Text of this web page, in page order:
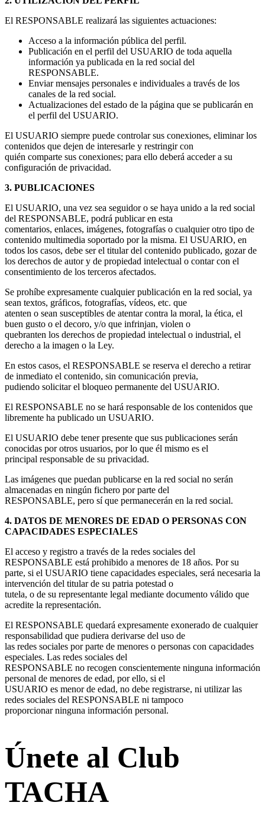
El RESPONSABLE realizará las siguientes actuaciones:
Acceso a la información pública del perfil.
Publicación en el perfil del USUARIO de toda aquella
información ya publicada en la red social del
RESPONSABLE.
Enviar mensajes personales e individuales a través de los
canales de la red social.
Actualizaciones del estado de la página que se publicarán en
el perfil del USUARIO.
El USUARIO siempre puede controlar sus conexiones, eliminar los
contenidos que dejen de interesarle y restringir con
quién comparte sus conexiones; para ello deberá acceder a su
configuración de privacidad.
3. PUBLICACIONES
El USUARIO, una vez sea seguidor o se haya unido a la red social
del RESPONSABLE, podrá publicar en esta
comentarios, enlaces, imágenes, fotografías o cualquier otro tipo de
contenido multimedia soportado por la misma. El USUARIO, en
todos los casos, debe ser el titular del contenido publicado, gozar de
los derechos de autor y de propiedad intelectual o contar con el
consentimiento de los terceros afectados.
Se prohíbe expresamente cualquier publicación en la red social, ya
sean textos, gráficos, fotografías, vídeos, etc. que
atenten o sean susceptibles de atentar contra la moral, la ética, el
buen gusto o el decoro, y/o que infrinjan, violen o
quebranten los derechos de propiedad intelectual o industrial, el
derecho a la imagen o la Ley.
En estos casos, el RESPONSABLE se reserva el derecho a retirar
de inmediato el contenido, sin comunicación previa,
pudiendo solicitar el bloqueo permanente del USUARIO.
El RESPONSABLE no se hará responsable de los contenidos que
libremente ha publicado un USUARIO.
El USUARIO debe tener presente que sus publicaciones serán
conocidas por otros usuarios, por lo que él mismo es el
principal responsable de su privacidad.
Las imágenes que puedan publicarse en la red social no serán
almacenadas en ningún fichero por parte del
RESPONSABLE, pero sí que permanecerán en la red social.
4. DATOS DE MENORES DE EDAD O PERSONAS CON
CAPACIDADES ESPECIALES
El acceso y registro a través de la redes sociales del
RESPONSABLE está prohibido a menores de 18 años. Por su
parte, si el USUARIO tiene capacidades especiales, será necesaria la
intervención del titular de su patria potestad o
tutela, o de su representante legal mediante documento válido que
acredite la representación.
El RESPONSABLE quedará expresamente exonerado de cualquier
responsabilidad que pudiera derivarse del uso de
las redes sociales por parte de menores o personas con capacidades
especiales. Las redes sociales del
RESPONSABLE no recogen conscientemente ninguna información
personal de menores de edad, por ello, si el
USUARIO es menor de edad, no debe registrarse, ni utilizar las
redes sociales del RESPONSABLE ni tampoco
proporcionar ninguna información personal.
Únete al Club
TACHA